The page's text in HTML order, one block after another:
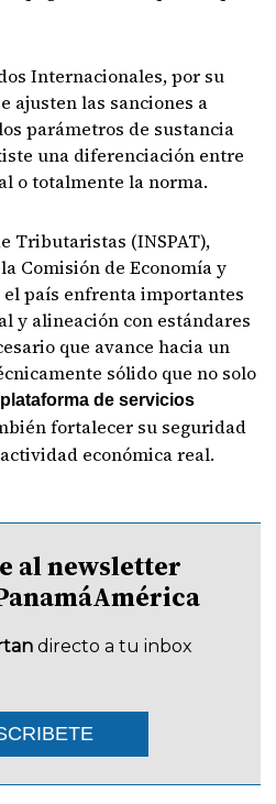
Internacionales, por su
ajusten las sanciones a
parámetros de sustancia
una diferenciación entre
o totalmente la norma.
Tributaristas (INSPAT),
Comisión de Economía y
el país enfrenta importantes
y alineación con estándares
que avance hacia un
sólido que no solo
de servicios
fortalecer su seguridad
económica real.
al newsletter
directo a tu inbox